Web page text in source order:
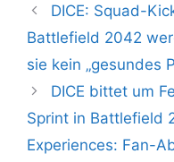
DICE: Squad-
Battlefield 2042
sie kein „gesundes
DICE bittet um
Sprint in Battlefield
Experiences: Fan-